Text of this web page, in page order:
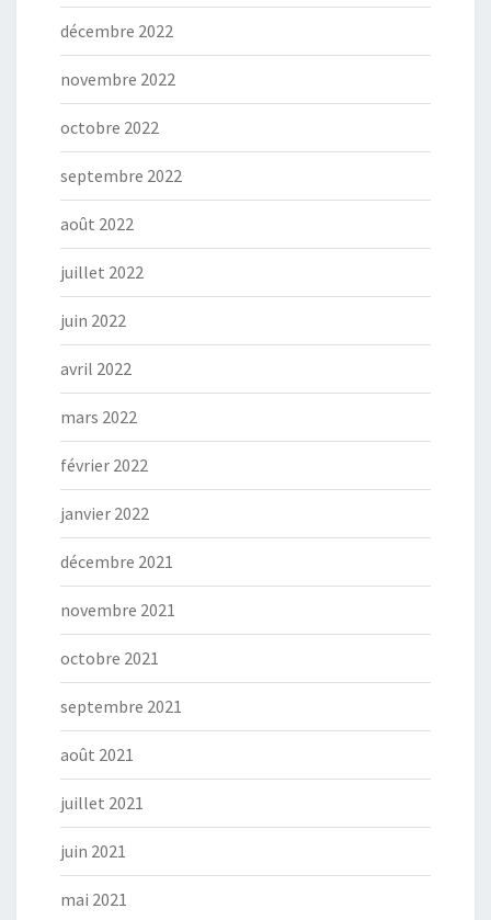
décembre 2022
novembre 2022
octobre 2022
septembre 2022
août 2022
juillet 2022
juin 2022
avril 2022
mars 2022
février 2022
janvier 2022
décembre 2021
novembre 2021
octobre 2021
septembre 2021
août 2021
juillet 2021
juin 2021
mai 2021